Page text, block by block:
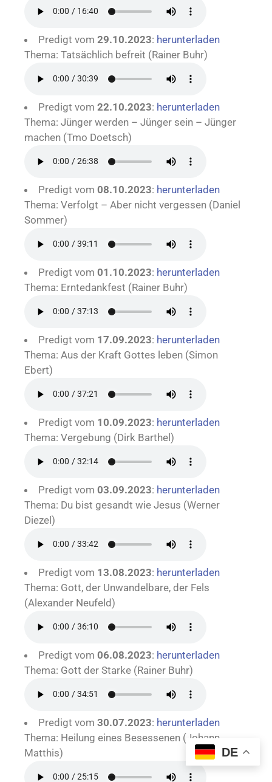
Predigt vom 29.10.2023: herunterladen
Thema: Tatsächlich befreit (Rainer Buhr)
Predigt vom 22.10.2023: herunterladen
Thema: Jünger werden – Jünger sein – Jünger
machen (Tmo Doetsch)
Predigt vom 08.10.2023: herunterladen
Thema: Verfolgt – Aber nicht vergessen (Daniel
Sommer)
Predigt vom 01.10.2023: herunterladen
Thema: Erntedankfest (Rainer Buhr)
Predigt vom 17.09.2023: herunterladen
Thema: Aus der Kraft Gottes leben (Simon
Ebert)
Predigt vom 10.09.2023: herunterladen
Thema: Vergebung (Dirk Barthel)
Predigt vom 03.09.2023: herunterladen
Thema: Du bist gesandt wie Jesus (Werner
Diezel)
Predigt vom 13.08.2023: herunterladen
Thema: Gott, der Unwandelbare, der Fels
(Alexander Neufeld)
Predigt vom 06.08.2023: herunterladen
Thema: Gott der Starke (Rainer Buhr)
Predigt vom 30.07.2023: herunterladen
Thema: Heilung eines Besessenen (Johann
Matthis)
DE